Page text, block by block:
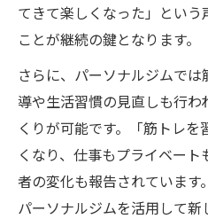
てきて楽しくなった」とい
ことが継続の鍵となります。
さらに、パーソナルジムで
導や生活習慣の見直しも行
くりが可能です。「筋トレ
くなり、仕事もプライベー
者の変化も報告されています
パーソナルジムを活用して